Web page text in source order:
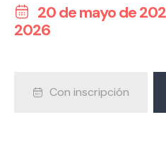
20 de mayo de
2026
Con inscripción